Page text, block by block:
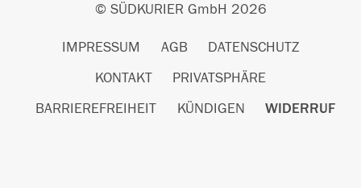
© SÜDKURIER GmbH 2026
IMPRESSUM AGB
DATENSCHUTZ
KONTAKT
PRIVATSPHÄRE
BARRIEREFREIHEIT
KÜNDIGEN WIDERRUF